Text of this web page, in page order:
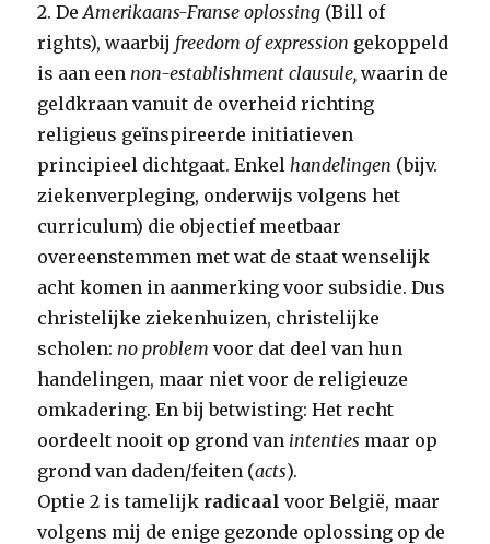
2. DeAmerikaans-Franse oplossing (Bill of
rights), waarbij freedom of expression gekoppeld
is aan eennon-establishment clausule,waarin de
geldkraan vanuit de overheid richting
religieus geïnspireerde initiatieven
principieel dichtgaat. Enkelhandelingen (bijv.
ziekenverpleging, onderwijs volgens het
curriculum) die objectief meetbaar
overeenstemmen met wat de staat wenselijk
acht komen in aanmerking voor subsidie. Dus
christelijke ziekenhuizen, christelijke
scholen:no problemvoor dat deel van hun
handelingen, maar niet voor de religieuze
omkadering. En bij betwisting: Het recht
oordeelt nooit op grond van intenties maar op
grond van daden/feiten (acts).
Optie 2 is tamelijk radicaalvoor België, maar
volgens mij de enige gezonde oplossing op de